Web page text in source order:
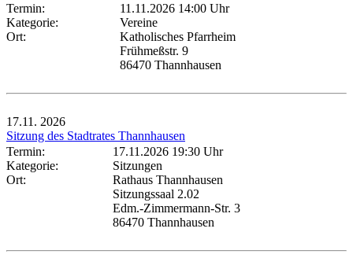
Termin:
11.11.2026 14:00 Uhr
Kategorie:
Vereine
Ort:
Katholisches Pfarrheim
Frühmeßstr. 9
86470 Thannhausen
17.11. 2026
Sitzung des Stadtrates Thannhausen
Termin:
17.11.2026 19:30 Uhr
Kategorie:
Sitzungen
Ort:
Rathaus Thannhausen
Sitzungssaal 2.02
Edm.-Zimmermann-Str. 3
86470 Thannhausen